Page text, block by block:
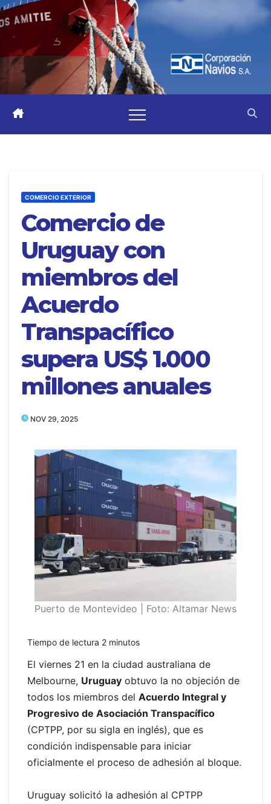
COMERCIO EXTERIOR
Comercio de
Uruguay con
miembros del
Acuerdo
Transpacífico
supera US$ 1.000
millones anuales
NOV 29, 2025
Puerto de Montevideo | Foto: Altamar News
Tiempo de lectura 2 minutos
El viernes 21 en la ciudad australiana de
Melbourne, Uruguay obtuvo la no objeción de
todos los miembros del Acuerdo Integral y
Progresivo de Asociación Transpacífico
(CPTPP, por su sigla en inglés), que es
condición indispensable para iniciar
oficialmente el proceso de adhesión al bloque.
Uruguay solicitó la adhesión al CPTPP